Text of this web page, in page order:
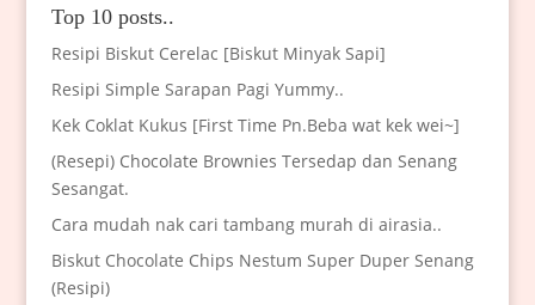
Top 10 posts..
Resipi Biskut Cerelac [Biskut Minyak Sapi]
Resipi Simple Sarapan Pagi Yummy..
Kek Coklat Kukus [First Time Pn.Beba wat kek wei~]
(Resepi) Chocolate Brownies Tersedap dan Senang
Sesangat.
Cara mudah nak cari tambang murah di airasia..
Biskut Chocolate Chips Nestum Super Duper Senang
(Resipi)